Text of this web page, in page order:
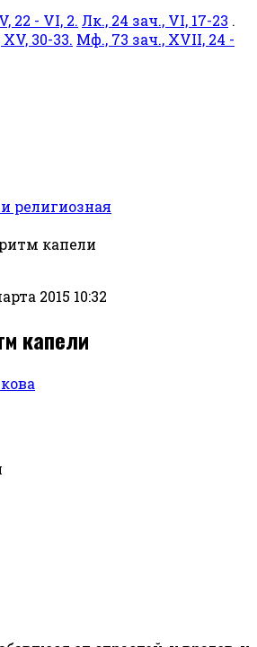
22 - VI, 2. Лк., 24 зач., VI, 17-23 .
30-33. Мф., 73 зач., XVII, 24 -
религиозная
капели
2015 10:32
капели